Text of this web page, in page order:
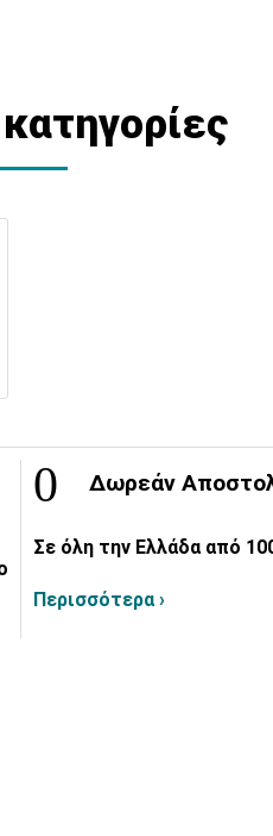
Δωρεάν
Σε όλη την Ελλάδα από
Περισσότερα ›